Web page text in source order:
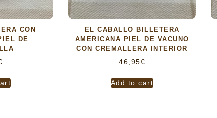
CON
DE
EL CABALLO BILLETERA
AMERICANA PIEL DE VACUNO
CON CREMALLERA INTERIOR
46,95€
Add to cart